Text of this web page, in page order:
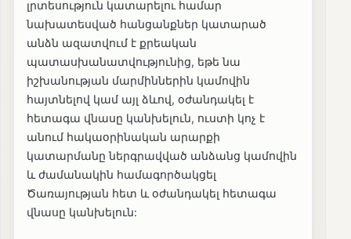
լրտեսություն կատարելու համար
նախատեսված հանցանքներ կատարած
անձն ազատվում է քրեական
պատասխանատվությունից, եթե նա
իշխանության մարմիններին կամովին
հայտնելով կամ այլ ձևով, օժանդակել է
հետագա վնասը կանխելուն, ուստի կոչ է
անում հակաօրինական արարքի
կատարմանը ներգրավված անձանց կամովին
և ժամանակին համագործակցել
Ծառայության հետ և օժանդակել հետագա
վնասը կանխելուն: